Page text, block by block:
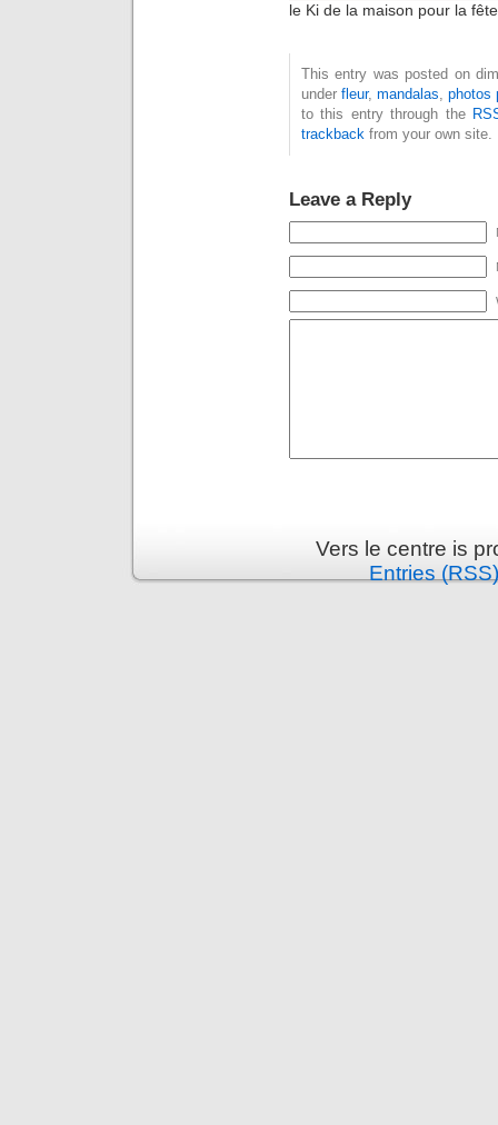
le Ki de la maison pour la
This entry was posted on
under fleur, mandalas, photos
to this entry through the
trackback from your own site.
Leave a Reply
Vers le centre is
Entries (RSS)